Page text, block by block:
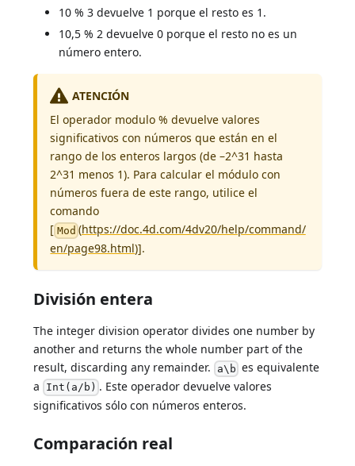
10 % 3 devuelve 1 porque el resto es 1.
10,5 % 2 devuelve 0 porque el resto no es un
número entero.
ATENCIÓN
El operador modulo % devuelve valores
significativos con números que están en el
rango de los enteros largos (de –2^31 hasta
2^31 menos 1). Para calcular el módulo con
números fuera de este rango, utilice el
comando
[ Mod (https://doc.4d.com/4dv20/help/command/
en/page98.html)].
División entera
The integer division operator divides one number by
another and returns the whole number part of the
result, discarding any remainder. a\b es equivalente
a Int(a/b) . Este operador devuelve valores
significativos sólo con números enteros.
Comparación real